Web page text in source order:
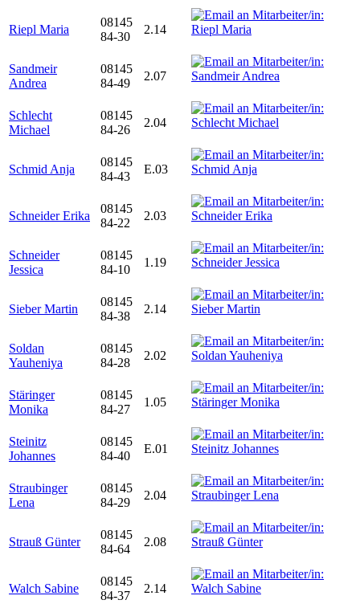
Riepl Maria
08145
84-30
2.14
Sandmeir
Andrea
08145
84-49
2.07
Schlecht
Michael
08145
84-26
2.04
Schmid Anja
08145
84-43
E.03
Schneider Erika
08145
84-22
2.03
Schneider
Jessica
08145
84-10
1.19
Sieber Martin
08145
84-38
2.14
Soldan
Yauheniya
08145
84-28
2.02
Stäringer
Monika
08145
84-27
1.05
Steinitz
Johannes
08145
84-40
E.01
Straubinger
Lena
08145
84-29
2.04
Strauß Günter
08145
84-64
2.08
Walch Sabine
08145
84-37
2.14